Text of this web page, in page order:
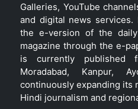
Galleries, YouTube
and digital news services.
the e-version of the
magazine through the e-
is currently published
Moradabad, Kanpur,
continuously expanding its
Hindi journalism and